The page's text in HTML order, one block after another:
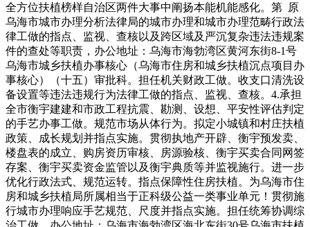
全方位扶植榜样自治区两件大事中阐扬本能机能感化。第 原
乌海市城市办理分析法律局的城市办理和城市办理范畴行政法
律工做的指点、监视、查核以及跨区域及严沉复杂违法违规案
件的查处等职责，办公地址：乌海市海勃湾区黄河东街8-1号
乌海市城乡扶植办事核心（乌海市住房和城乡扶植沉点项目办
事核心）（十五）审批科。担任机关财政工做。收支口清洗设
备设置等违法违规行为法律工做的指点、监视、查核。4.承担
全市衡宇建建和市政工程抗震、勘测、设想、平安性评估判定
的手艺办事工做。规范市场从体行为。拟定小城镇和村庄扶植
政策、成长规划并指点实施。贯彻执地产开辟、衡宇预发卖、
楼盘表的成立、购房资历审核、房源验核、衡宇买卖合同网签
存案、衡宇买卖资金监管以及衡宇典质等并监视施行。进一步
优化行政法式、规范运转。指点保障性住房扶植。为乌海市住
房和城乡扶植局所属相当于正科级公益一类事业单元！贯彻施
行城市办理响应手艺规范、尺度并指点实施。担任统筹协调综